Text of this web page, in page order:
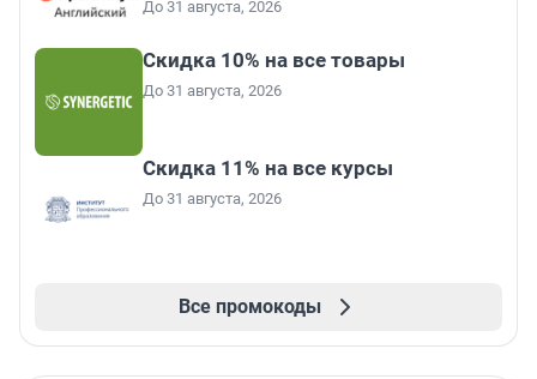
До 31 августа, 2026
Скидка 10% на все товары
До 31 августа, 2026
Скидка 11% на все курсы
До 31 августа, 2026
Все промокоды